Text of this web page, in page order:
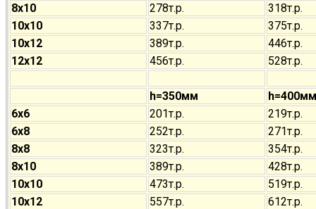
8х10
278т.р.
318т.р.
10х10
337т.р.
375т.р.
10х12
389т.р.
446т.р.
12х12
456т.р. 528т.р.
h=350мм
h=400мм
6х6
201т.р.
219т.р.
6х8
252т.р.
271т.р.
8х8
323т.р.
354т.р.
8х10
389т.р.
428т.р.
10х10
473т.р.
519т.р.
10х12
557т.р.
612т.р.